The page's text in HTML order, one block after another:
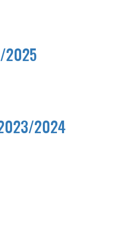
2025
2024